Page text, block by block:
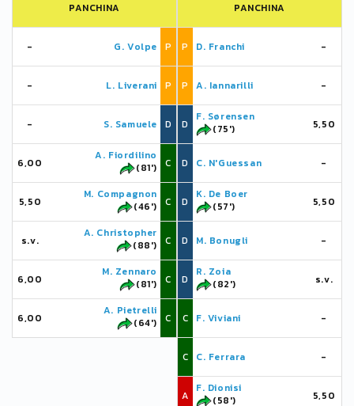
PANCHINA
- G. Volpe P
- L. Liverani P
- S. Samuele D
6,00
A. Fiordilino
(81')
C
5,50
M. Compagnon
(46')
C
s.v.
A. Christopher
(88')
C
6,00
M. Zennaro
(81')
C
6,00
A. Pietrelli
(64')
C
PANCHINA
P D. Franchi -
P A. Iannarilli -
D
F. Sørensen
(75')
5,50
D C. N'Guessan -
D
K. De Boer
(57')
5,50
D M. Bonugli -
D
R. Zoia
(82')
s.v.
C F. Viviani -
C C. Ferrara -
A
F. Dionisi
(58')
5,50